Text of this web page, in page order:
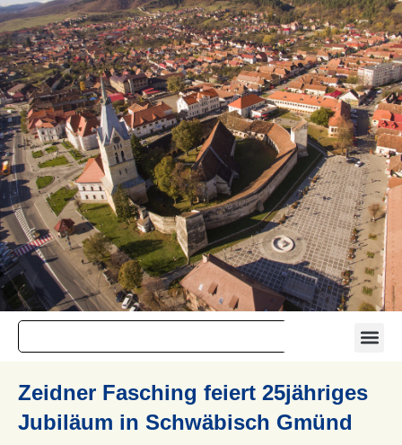
Zeidner Fasching feiert 25jähriges
Jubiläum in Schwäbisch Gmünd